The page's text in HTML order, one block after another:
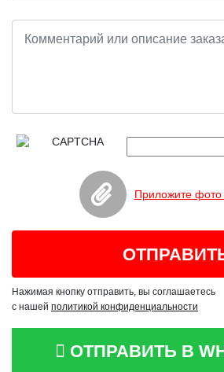
Приложите фото
Нажимая кнопку отправить, вы соглашаетесь
с нашей политикой конфиденциальности
ОТПРАВИТЬ В